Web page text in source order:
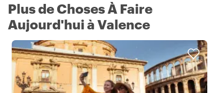
Plus de Choses À Faire
Aujourd'hui à Valence